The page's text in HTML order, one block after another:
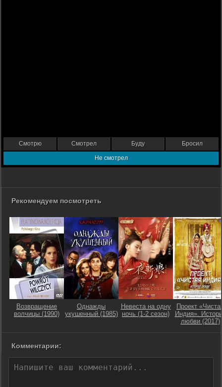
Смотрю Смотрел Буду Бросил
Не смотрел
Рекомендуем посмотреть
Возвращение
волчицы (1990)
Однажды
укушенный (1985)
Невеста на одну
ночь (1-2 сезон)
Проект
Индия».
любви (2017)
Комментарии: